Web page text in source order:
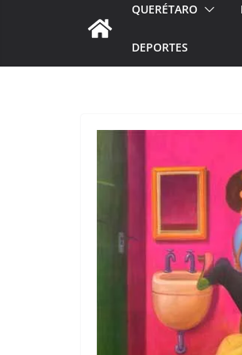
QUERÉTARO
DEPORTES